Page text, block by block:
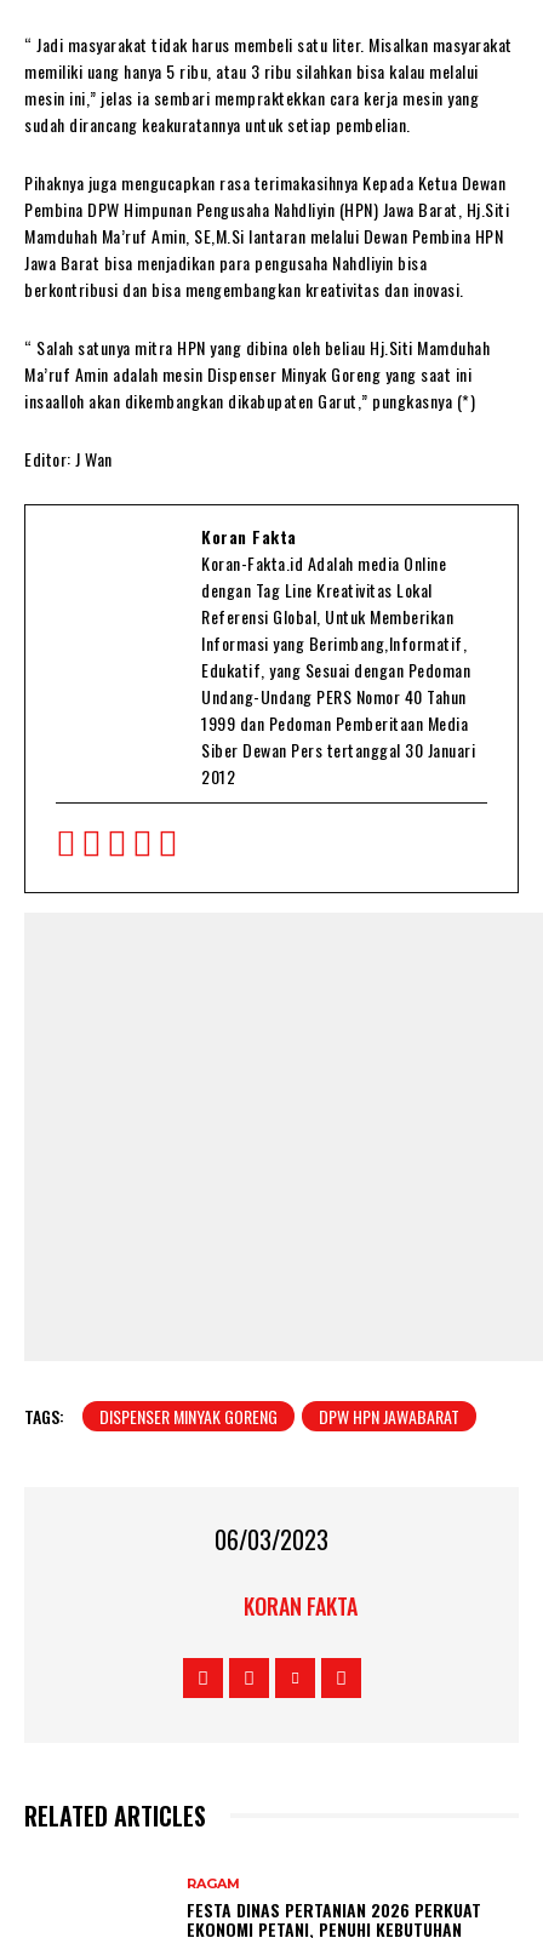
“ Jadi masyarakat tidak harus membeli satu liter. Misalkan masyarakat
memiliki uang hanya 5 ribu, atau 3 ribu silahkan bisa kalau melalui
mesin ini,” jelas ia sembari mempraktekkan cara kerja mesin yang
sudah dirancang keakuratannya untuk setiap pembelian.
Pihaknya juga mengucapkan rasa terimakasihnya Kepada Ketua Dewan
Pembina DPW Himpunan Pengusaha Nahdliyin (HPN) Jawa Barat, Hj.Siti
Mamduhah Ma’ruf Amin, SE,M.Si lantaran melalui Dewan Pembina HPN
Jawa Barat bisa menjadikan para pengusaha Nahdliyin bisa
berkontribusi dan bisa mengembangkan kreativitas dan inovasi.
“ Salah satunya mitra HPN yang dibina oleh beliau Hj.Siti Mamduhah
Ma’ruf Amin adalah mesin Dispenser Minyak Goreng yang saat ini
insaalloh akan dikembangkan dikabupaten Garut,” pungkasnya (*)
Editor: J Wan
Koran Fakta
Koran-Fakta.id Adalah media Online
dengan Tag Line Kreativitas Lokal
Referensi Global, Untuk Memberikan
Informasi yang Berimbang,Informatif,
Edukatif, yang Sesuai dengan Pedoman
Undang-Undang PERS Nomor 40 Tahun
1999 dan Pedoman Pemberitaan Media
Siber Dewan Pers tertanggal 30 Januari
2012
TAGS: DISPENSER MINYAK GORENG DPW HPN JAWABARAT
06/03/2023
KORAN FAKTA
RELATED ARTICLES
RAGAM
FESTA DINAS PERTANIAN 2026 PERKUAT
EKONOMI PETANI, PENUHI KEBUTUHAN